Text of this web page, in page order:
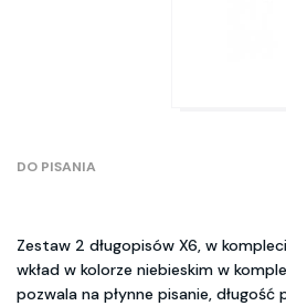
DO PISANIA
Zestaw 2 długopisów X6, w
wkład w kolorze niebieskim w
pozwala na płynne pisanie,